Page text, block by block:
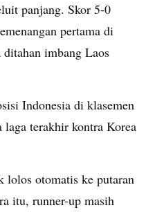
panjang. Skor 5-0
pertama di
imbang Laos
Indonesia di klasemen
laga terakhir kontra Korea
lolos otomatis ke putaran
itu, runner-up masih